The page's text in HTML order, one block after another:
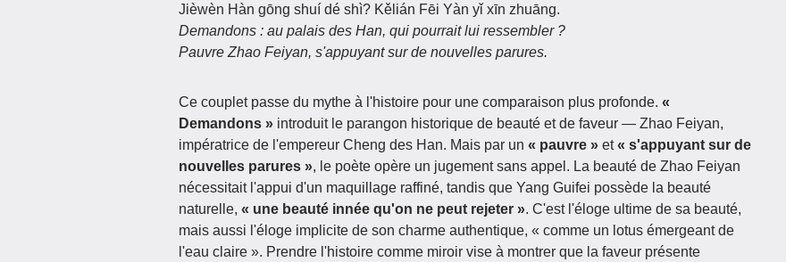
Jièwèn Hàn gōng shuí dé shì? Kělián Fēi Yàn yǐ xīn zhuāng.
Demandons : au palais des Han, qui pourrait lui ressembler ?
Pauvre Zhao Feiyan, s'appuyant sur de nouvelles parures.
Ce couplet passe du mythe à l'histoire pour une comparaison plus profonde. «
Demandons » introduit le parangon historique de beauté et de faveur — Zhao Feiyan,
impératrice de l'empereur Cheng des Han. Mais par un « pauvre » et« s'appuyant sur de
nouvelles parures », le poète opère un jugement sans appel. La beauté de Zhao Feiyan
nécessitait l'appui d'un maquillage raffiné, tandis que Yang Guifei possède la beauté
naturelle, « une beauté innée qu'on ne peut rejeter ». C'est l'éloge ultime de sa beauté,
mais aussi l'éloge implicite de son charme authentique, « comme un lotus émergeant de
l'eau claire ». Prendre l'histoire comme miroir vise à montrer que la faveur présente